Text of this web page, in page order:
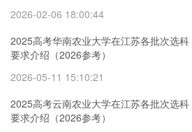
2026-02-06 18:00:44
2025高考华南农业大学在江苏各批次选科
要求介绍（2026参考）
2026-05-11 15:10:21
2025高考云南农业大学在江苏各批次选科
要求介绍（2026参考）